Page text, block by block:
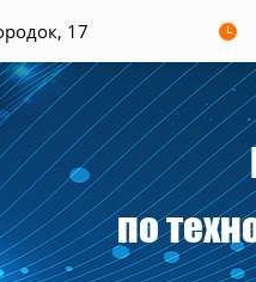
17
по